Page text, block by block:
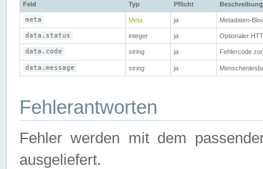
Feld Typ Pflicht Beschreibung
meta Meta ja Metadaten-
data.status integer ja Optionaler
data.code string ja Fehlercode
data.message string ja
Fehlerantworten
Fehler werden mit dem
ausgeliefert.